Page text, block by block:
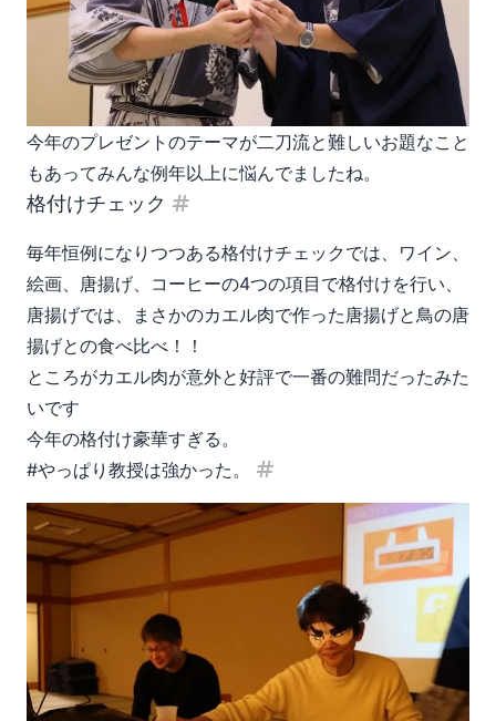
今年のプレゼントのテーマが二刀流と難しいお題なこと
もあってみんな例年以上に悩んでましたね。
格付けチェック
毎年恒例になりつつある格付けチェックでは、ワイン、
絵画、唐揚げ、コーヒーの4つの項目で格付けを行い、
唐揚げでは、まさかのカエル肉で作った唐揚げと鳥の唐
揚げとの食べ比べ！！
ところがカエル肉が意外と好評で一番の難問だったみた
いです
今年の格付け豪華すぎる。
#やっぱり教授は強かった。
見出し「#やっぱり教授は強か